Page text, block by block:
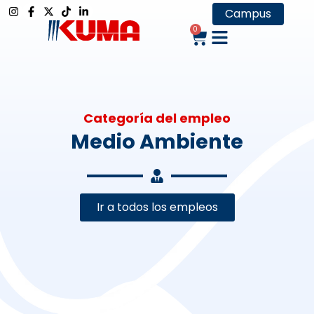
Campus
0
Categoría del empleo
Medio Ambiente
Ir a todos los empleos